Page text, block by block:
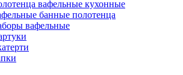
вафельные кухонные
банные полотенца
вафельные